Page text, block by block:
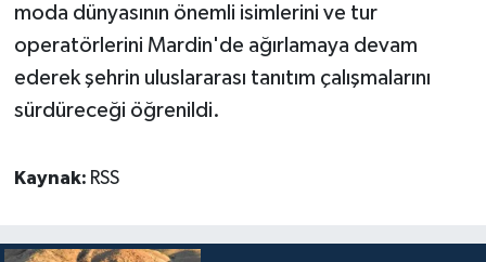
moda dünyasının önemli isimlerini ve tur
operatörlerini Mardin'de ağırlamaya devam
ederek şehrin uluslararası tanıtım çalışmalarını
sürdüreceği öğrenildi.
Kaynak: RSS